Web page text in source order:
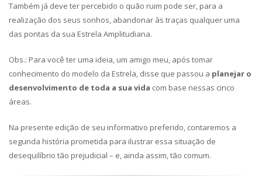
Também já deve ter percebido o quão ruim pode ser, para a
realização dos seus sonhos, abandonar às traças qualquer uma
das pontas da sua Estrela Amplitudiana.
Obs.: Para você ter uma ideia, um amigo meu, após tomar
conhecimento do modelo da Estrela, disse que passou a planejar o
desenvolvimento de toda a sua vida com base nessas cinco
áreas.
Na presente edição de seu informativo preferido, contaremos a
segunda história prometida para ilustrar essa situação de
desequilíbrio tão prejudicial – e, ainda assim, tão comum.